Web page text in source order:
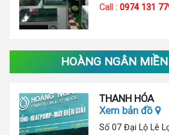
Call :0974 131
HOÀNG NGÂN
THANH HÓA
Xem bản đồ
Số 07 Đại Lộ Lê